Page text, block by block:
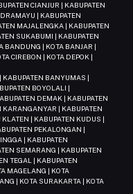
CIANJUR | KABUPATEN
| KABUPATEN
MAJALENGKA | KABUPATEN
SUKABUMI | KABUPATEN
BANDUNG | KOTA BANJAR |
CIREBON | KOTA DEPOK |
KABUPATEN BANYUMAS |
BOYOLALI |
DEMAK | KABUPATEN
KARANGANYAR | KABUPATEN
| KABUPATEN KUDUS |
PEKALONGAN |
| KABUPATEN
SEMARANG | KABUPATEN
TEGAL | KABUPATEN
MAGELANG | KOTA
| KOTA SURAKARTA | KOTA